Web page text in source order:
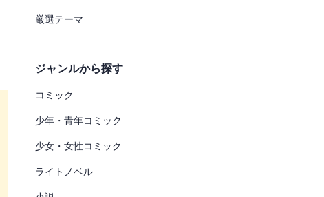
厳選テーマ
ジャンルから探す
コミック
少年・青年コミック
少女・女性コミック
ライトノベル